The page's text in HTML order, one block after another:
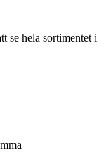
se hela sortimentet i